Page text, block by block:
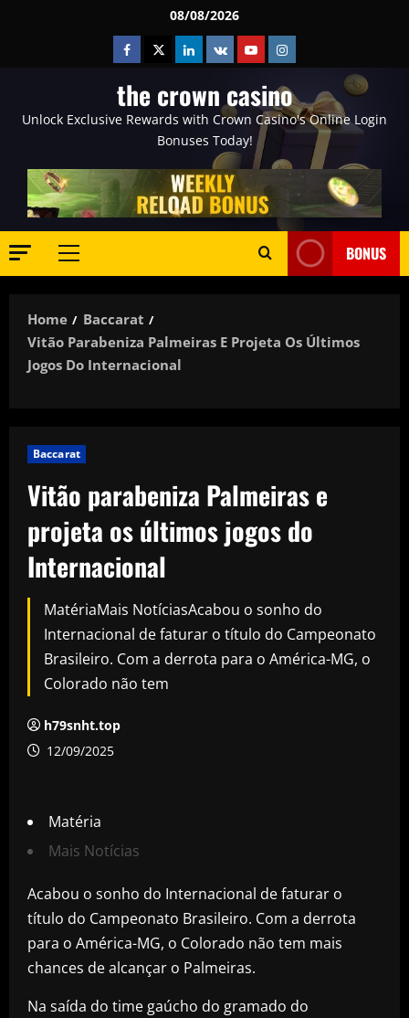
08/08/2026
Facebook
TwitterLinkedin
VK YoutubeInstagram
the crown casino
Unlock Exclusive Rewards with Crown Casino's Online Login
Bonuses Today!
Primary
BONUS
Home
Baccarat
Vitão Parabeniza Palmeiras E Projeta Os Últimos
Jogos Do Internacional
Baccarat
Vitão parabeniza Palmeiras e
projeta os últimos jogos do
Internacional
MatériaMais NotíciasAcabou o sonho do
Internacional de faturar o título do Campeonato
Brasileiro. Com a derrota para o América-MG, o
Colorado não tem
h79snht.top
12/09/2025
Matéria
Mais Notícias
Acabou o sonho do Internacional de faturar o
título do Campeonato Brasileiro. Com a derrota
para o América-MG, o Colorado não tem mais
chances de alcançar o Palmeiras.
Na saída do time gaúcho do gramado do